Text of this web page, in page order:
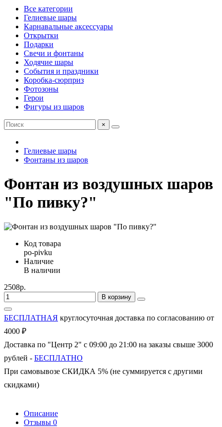
Все категории
Гелиевые шары
Карнавальные аксессуары
Открытки
Подарки
Свечи и фонтаны
Ходячие шары
События и праздники
Коробка-сюрприз
Фотозоны
Герои
Фигуры из шаров
×
Гелиевые шары
Фонтаны из шаров
Фонтан из воздушных шаров
"По пивку?"
Код товара
po-pivku
Наличие
В наличии
2508р.
В корзину
БЕСПЛАТНАЯ круглосуточная доставка по согласованию от
4000 ₽
Доставка по "Центр 2" с 09:00 до 21:00 на заказы свыше 3000
рублей - БЕСПЛАТНО
При самовывозе СКИДКА 5% (не суммируется с другими
скидками)
Описание
Отзывы 0